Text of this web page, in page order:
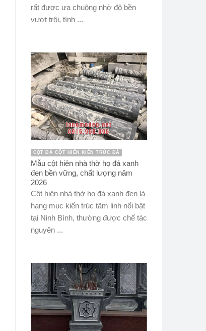
rất được ưa chuộng nhờ độ bền
vượt trội, tính ...
CỘT ĐÁ CỘT HIÊN KIẾN TRÚC ĐÁ
Mẫu cột hiên nhà thờ họ đá xanh
đen bền vững, chất lượng năm
2026
Cột hiên nhà thờ họ đá xanh đen là
hạng mục kiến trúc tâm linh nổi bật
tại Ninh Bình, thường được chế tác
nguyên ...